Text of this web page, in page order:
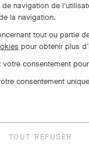
navigation de
la navigation.
tout ou partie
pour obtenir plus
consentement
consentement
TOUT REFUSER